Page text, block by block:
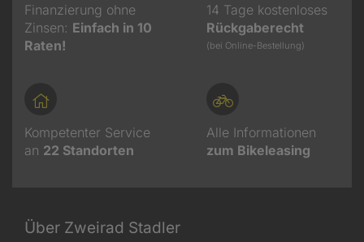
Finanzierung ohne
Zinsen: Einfach in 10
Raten!
14 Tage kostenloses
Rückgaberecht
(bei Online-Bestellung)
Kompetenter Service
an 22 Standorten
Alle Informationen
zum Bikeleasing
Über Zweirad Stadler